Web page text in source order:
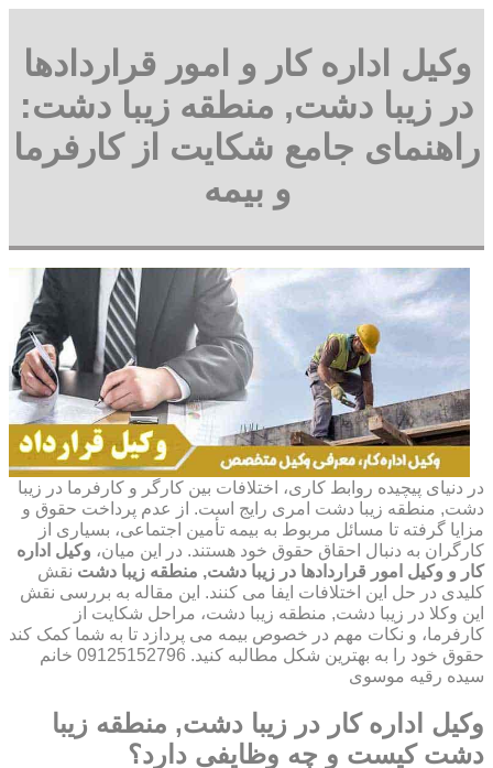
وکیل اداره کار و امور قراردادها
در زیبا دشت, منطقه زیبا دشت:
راهنمای جامع شکایت از کارفرما
و بیمه
در دنیای پیچیده روابط کاری، اختلافات بین کارگر و کارفرما در زیبا
دشت, منطقه زیبا دشت امری رایج است. از عدم پرداخت حقوق و
مزایا گرفته تا مسائل مربوط به بیمه تأمین اجتماعی، بسیاری از
کارگران به دنبال احقاق حقوق خود هستند. در این میان، وکیل اداره
کار و وکیل امور قراردادها در زیبا دشت, منطقه زیبا دشت نقش
کلیدی در حل این اختلافات ایفا می کنند. این مقاله به بررسی نقش
این وکلا در زیبا دشت, منطقه زیبا دشت، مراحل شکایت از
کارفرما، و نکات مهم در خصوص بیمه می پردازد تا به شما کمک کند
حقوق خود را به بهترین شکل مطالبه کنید. 09125152796 خانم
سیده رقیه موسوی
وکیل اداره کار در زیبا دشت, منطقه زیبا
دشت کیست و چه وظایفی دارد؟